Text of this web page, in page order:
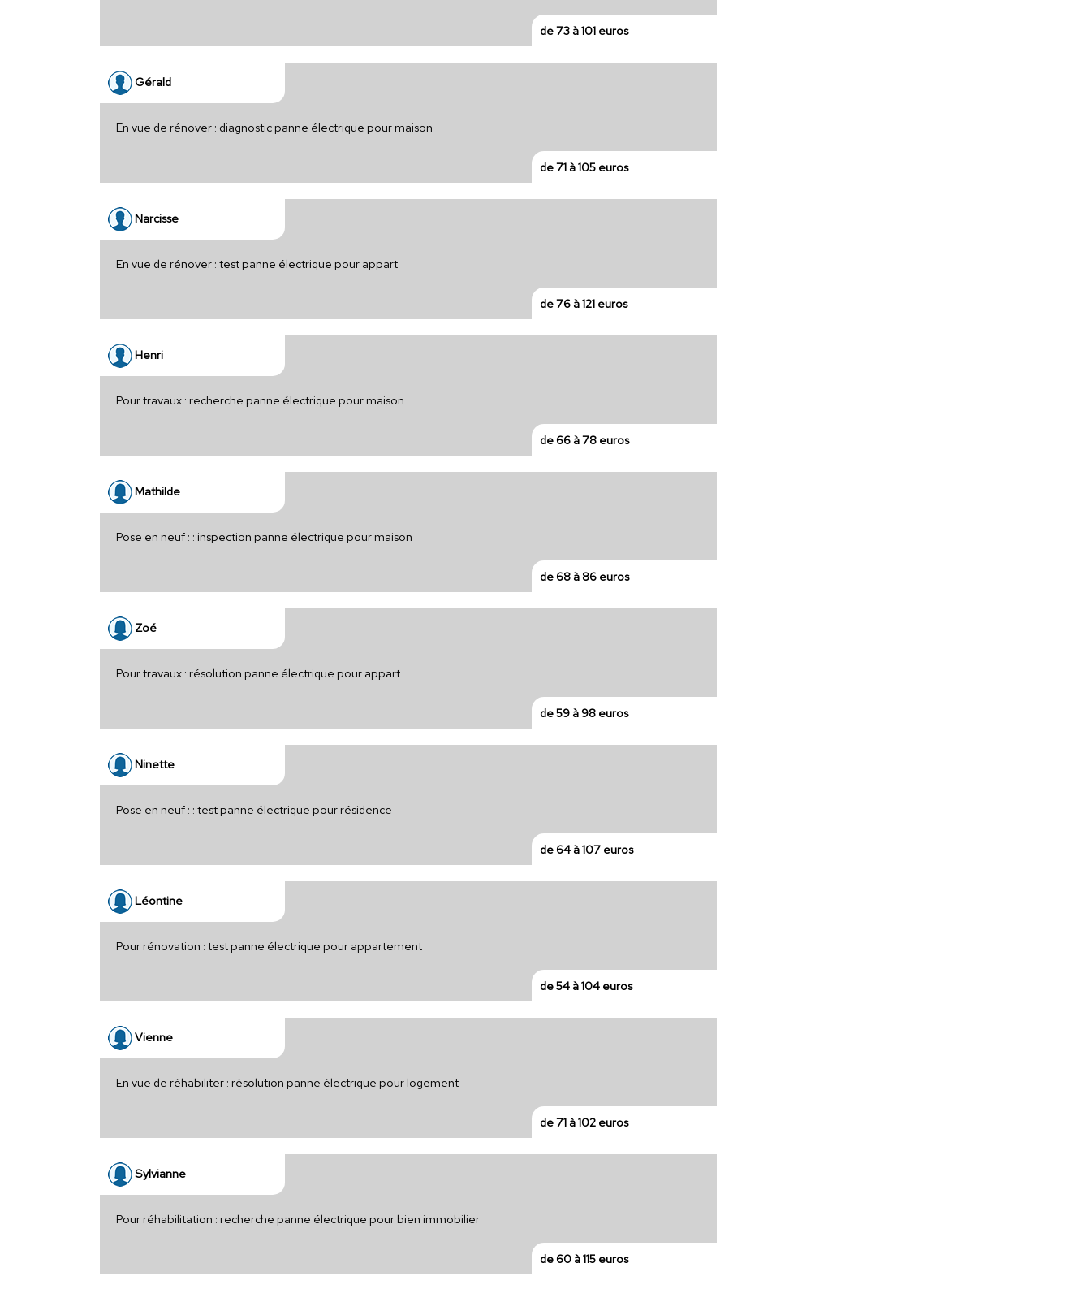
de 73 à 101 euros
Gérald
En vue de rénover : diagnostic panne électrique pour maison
de 71 à 105 euros
Narcisse
En vue de rénover : test panne électrique pour appart
de 76 à 121 euros
Henri
Pour travaux : recherche panne électrique pour maison
de 66 à 78 euros
Mathilde
Pose en neuf : : inspection panne électrique pour maison
de 68 à 86 euros
Zoé
Pour travaux : résolution panne électrique pour appart
de 59 à 98 euros
Ninette
Pose en neuf : : test panne électrique pour résidence
de 64 à 107 euros
Léontine
Pour rénovation : test panne électrique pour appartement
de 54 à 104 euros
Vienne
En vue de réhabiliter : résolution panne électrique pour logement
de 71 à 102 euros
Sylvianne
Pour réhabilitation : recherche panne électrique pour bien immobilier
de 60 à 115 euros